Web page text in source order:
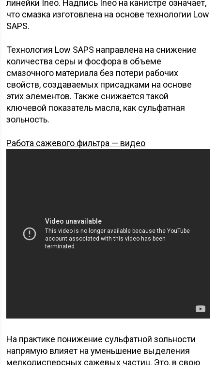
линейки Ineo. Надпись Ineo на канистре означает,
что смазка изготовлена на основе технологии Low
SAPS.
Технология Low SAPS направлена на снижение
количества серы и фосфора в объеме
смазочного материала без потери рабочих
свойств, создаваемых присадками на основе
этих элементов. Также снижается такой
ключевой показатель масла, как сульфатная
зольность.
Работа сажевого фильтра — видео
На практике понижение сульфатной зольности
напрямую влияет на уменьшение выделения
мелкодисперсных сажевых частиц. Это, в свою